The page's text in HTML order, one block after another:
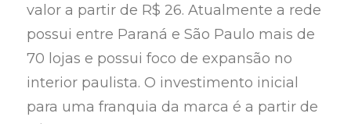
valor a partir de R$ 26. Atualmente a rede
possui entre Paraná e São Paulo mais de
70 lojas e possui foco de expansão no
interior paulista. O investimento inicial
para uma franquia da marca é a partir de